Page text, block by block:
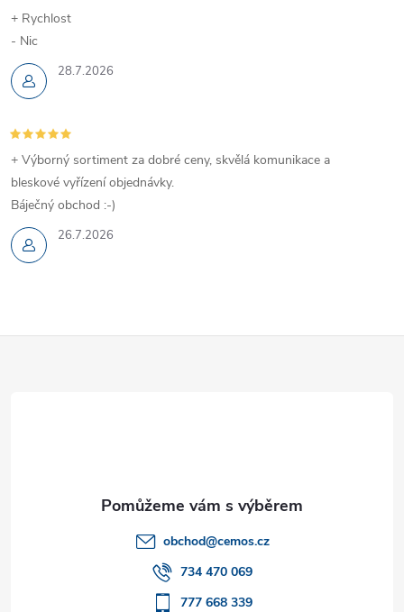
28.7.2026
+ Rychlost
- Nic
26.7.2026
+ Výborný sortiment za dobré ceny, skvělá komunikace a
bleskové vyřízení objednávky.
Báječný obchod :-)
obchod@cemos.cz
734 470 069
777 668 339